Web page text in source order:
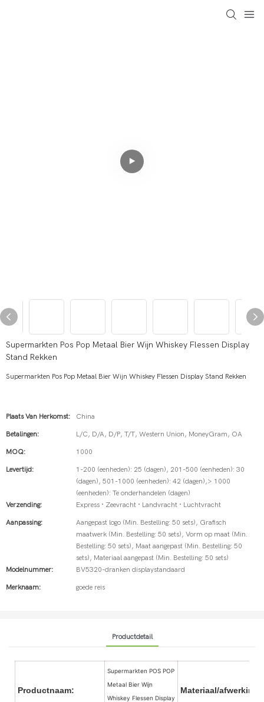
Supermarkten Pos Pop Metaal Bier Wijn Whiskey Flessen Display
Stand Rekken
Supermarkten Pos Pop Metaal Bier Wijn Whiskey Flessen Display Stand Rekken
Plaats Van Herkomst: China
Betalingen: L/C, D/A, D/P, T/T, Western Union, MoneyGram, OA
MOQ: 1000
Levertijd:
1-200 (eenheden): 25 (dagen), 201-500 (eenheden): 30
(dagen), 501-1000 (eenheden): 42 (dagen),> 1000
(eenheden): Te onderhandelen (dagen)
Verzending:
Express · Zeevracht · Landvracht · Luchtvracht
Aanpassing:
Aangepast logo (Min. Bestelling: 50 sets), Grafisch
maatwerk (Min. Bestelling: 50 sets), Vorm op maat (Min.
Bestelling: 50 sets), Maat aangepast (Min. Bestelling: 50
sets), Materiaal aangepast (Min. Bestelling: 50 sets)
Modelnummer:
BV5320-dranken displaystandaard
Merknaam: goede reis
Productdetail
Productnaam:
Supermarkten POS POP
Metaal Bier Wijn
Whiskey Flessen Display
Materiaal/afwerking: